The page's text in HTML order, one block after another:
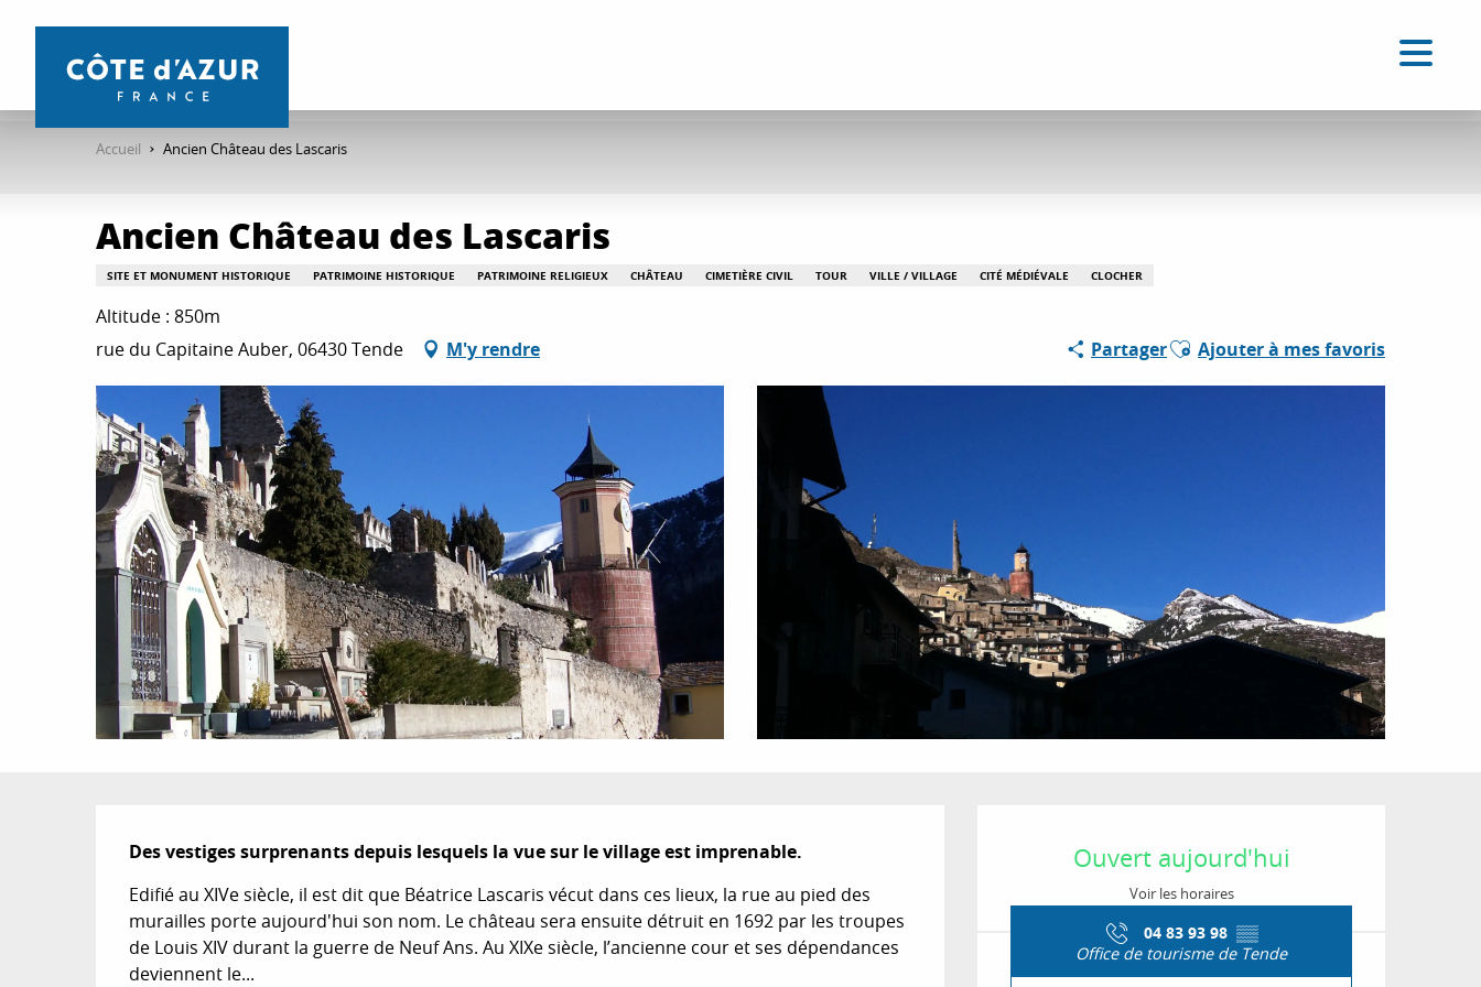
contenu
Accueil Ancien Château des Lascaris
Ancien Château des Lascaris
SITE ET MONUMENT HISTORIQUE PATRIMOINE HISTORIQUE PATRIMOINE RELIGIEUX CHÂTEAU CIMETIÈRE CIVIL TOUR VILLE / VILLAGE CITÉ MÉDIÉVALE CLOCHER
Altitude : 850m
rue du Capitaine Auber, 06430 Tende
M'y rendre PartagerAjouter aux favoris
Ajouter à mes favoris
Ouverture et
Ouvert aujourd'hui
Voir les horaires
04 83 93 98 ▒▒
Office de tourisme de Tende
Description
Des vestiges surprenants depuis lesquels la vue sur le village est imprenable.
Edifié au XIVe siècle, il est dit que Béatrice Lascaris vécut dans ces lieux, la rue au pied des
murailles porte aujourd'hui son nom. Le château sera ensuite détruit en 1692 par les troupes
de Louis XIV durant la guerre de Neuf Ans. Au XIXe siècle, l’ancienne cour et ses dépendances
deviennent le...